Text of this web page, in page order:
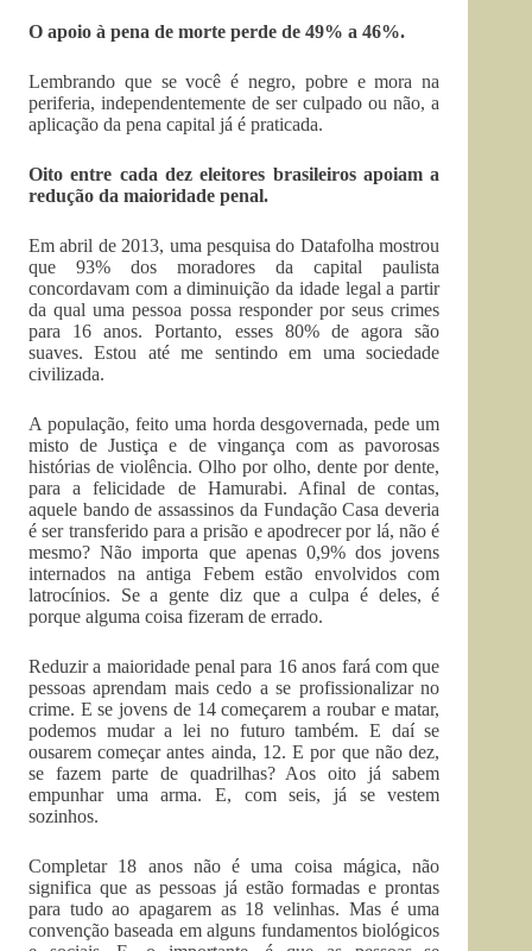
O apoio à pena de morte perde de 49% a 46%.
Lembrando que se você é negro, pobre e mora na
periferia, independentemente de ser culpado ou não, a
aplicação da pena capital já é praticada.
Oito entre cada dez eleitores brasileiros apoiam a
redução da maioridade penal.
Em abril de 2013, uma pesquisa do Datafolha mostrou
que 93% dos moradores da capital paulista
concordavam com a diminuição da idade legal a partir
da qual uma pessoa possa responder por seus crimes
para 16 anos. Portanto, esses 80% de agora são
suaves. Estou até me sentindo em uma sociedade
civilizada.
A população, feito uma horda desgovernada, pede um
misto de Justiça e de vingança com as pavorosas
histórias de violência. Olho por olho, dente por dente,
para a felicidade de Hamurabi. Afinal de contas,
aquele bando de assassinos da Fundação Casa deveria
é ser transferido para a prisão e apodrecer por lá, não é
mesmo? Não importa que apenas 0,9% dos jovens
internados na antiga Febem estão envolvidos com
latrocínios. Se a gente diz que a culpa é deles, é
porque alguma coisa fizeram de errado.
Reduzir a maioridade penal para 16 anos fará com que
pessoas aprendam mais cedo a se profissionalizar no
crime. E se jovens de 14 começarem a roubar e matar,
podemos mudar a lei no futuro também. E daí se
ousarem começar antes ainda, 12. E por que não dez,
se fazem parte de quadrilhas? Aos oito já sabem
empunhar uma arma. E, com seis, já se vestem
sozinhos.
Completar 18 anos não é uma coisa mágica, não
significa que as pessoas já estão formadas e prontas
para tudo ao apagarem as 18 velinhas. Mas é uma
convenção baseada em alguns fundamentos biológicos